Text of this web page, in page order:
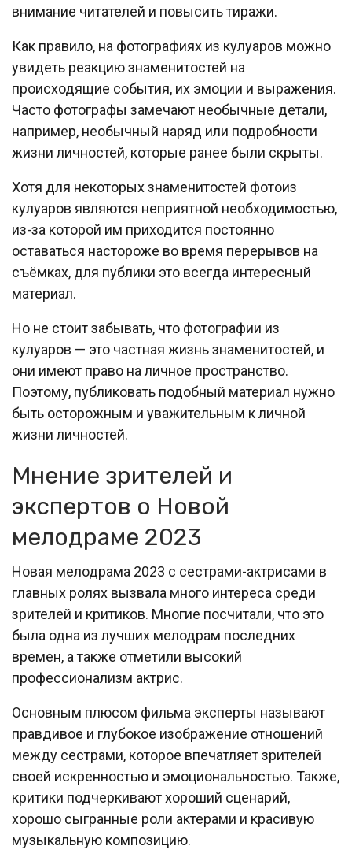
внимание читателей и повысить тиражи.
Как правило, на фотографиях из кулуаров можно
увидеть реакцию знаменитостей на
происходящие события, их эмоции и выражения.
Часто фотографы замечают необычные детали,
например, необычный наряд или подробности
жизни личностей, которые ранее были скрыты.
Хотя для некоторых знаменитостей фотоиз
кулуаров являются неприятной необходимостью,
из-за которой им приходится постоянно
оставаться настороже во время перерывов на
съёмках, для публики это всегда интересный
материал.
Но не стоит забывать, что фотографии из
кулуаров — это частная жизнь знаменитостей, и
они имеют право на личное пространство.
Поэтому, публиковать подобный материал нужно
быть осторожным и уважительным к личной
жизни личностей.
Мнение зрителей и
экспертов о Новой
мелодраме 2023
Новая мелодрама 2023 с сестрами-актрисами в
главных ролях вызвала много интереса среди
зрителей и критиков. Многие посчитали, что это
была одна из лучших мелодрам последних
времен, а также отметили высокий
профессионализм актрис.
Основным плюсом фильма эксперты называют
правдивое и глубокое изображение отношений
между сестрами, которое впечатляет зрителей
своей искренностью и эмоциональностью. Также,
критики подчеркивают хороший сценарий,
хорошо сыгранные роли актерами и красивую
музыкальную композицию.